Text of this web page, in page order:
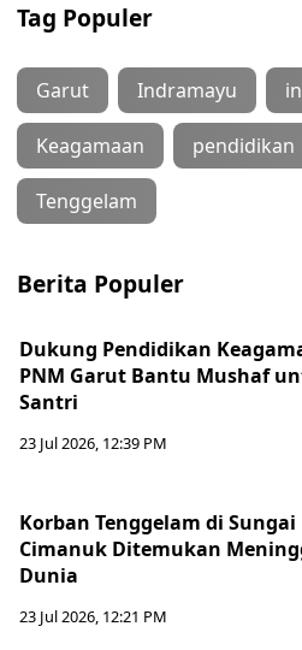
Tag Populer
Garut Indramayu
Keagamaan pendidikan
Tenggelam
Berita Populer
Dukung Pendidikan
PNM Garut Bantu Mushaf
Santri
23 Jul 2026, 12:39 PM
Korban Tenggelam di Sungai
Cimanuk Ditemukan
Dunia
23 Jul 2026, 12:21 PM